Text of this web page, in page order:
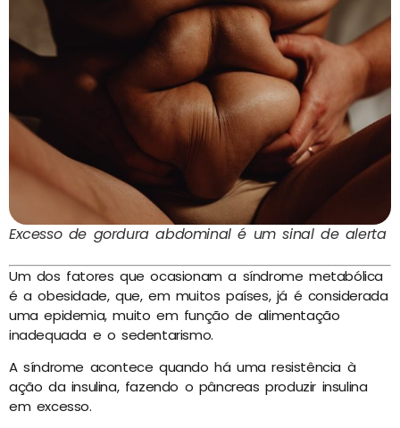
Excesso de gordura abdominal é um sinal de alerta
Um dos fatores que ocasionam a síndrome metabólica
é a obesidade, que, em muitos países, já é considerada
uma epidemia, muito em função de alimentação
inadequada e o sedentarismo.
A síndrome acontece quando há uma resistência à
ação da insulina, fazendo o pâncreas produzir insulina
em excesso.